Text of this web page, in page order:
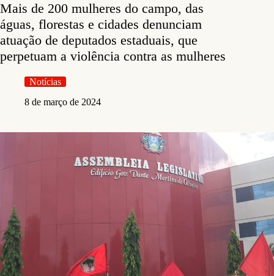
Mais de 200 mulheres do campo, das
águas, florestas e cidades denunciam
atuação de deputados estaduais, que
perpetuam a violência contra as mulheres
Notícias
8 de março de 2024